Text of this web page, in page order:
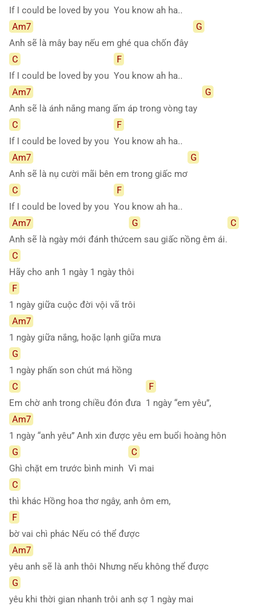
If I could be loved by you You know ah ha..
Am7
Anh sẽ là mây bay nếu em ghé qua chốn đây
G
C
If I could be loved by you
F
You know ah ha..
Am7
Anh sẽ là ánh nắng mang ấm áp trong vòng tay
G
C
If I could be loved by you
F
You know ah ha..
Am7
Anh sẽ là nụ cười mãi bên em trong giấc mơ
G
C
If I could be loved by you
F
You know ah ha..
Am7
Anh sẽ là ngày mới đánh thức
G
em sau giấc nồng êm ái.
C
C
Hãy cho anh 1 ngày 1 ngày thôi
F
1 ngày giữa cuộc đời vội vã trôi
Am7
1 ngày giữa nắng, hoặc lạnh giữa mưa
G
1 ngày phấn son chút má hồng
C
Em chờ anh trong chiều đón đưa
F
1 ngày “em yêu”,
Am7
1 ngày “anh yêu” Anh xin được yêu em buổi hoàng hôn
G
Ghì chặt em trước bình minh
C
Vì mai
C
thì khác Hồng hoa thơ ngây, anh ôm em,
F
bờ vai chì phác Nếu có thể được
Am7
yêu anh sẽ là anh thôi Nhưng nếu không thể được
G
yêu khi thời gian nhanh trôi anh sợ 1 ngày mai